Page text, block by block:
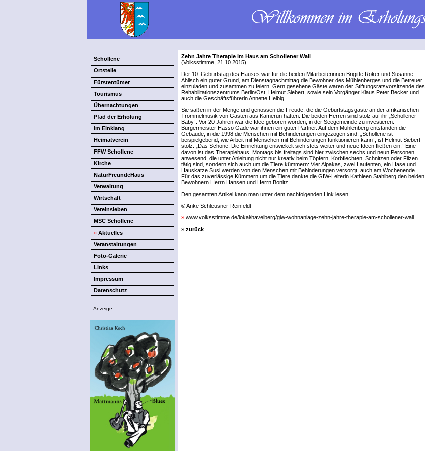
Schollene
Ortsteile
Fürstentümer
Tourismus
Übernachtungen
Pfad der Erholung
Im Einklang
Heimatverein
FFW Schollene
Kirche
NaturFreundeHaus
Verwaltung
Wirtschaft
Vereinsleben
MSC Schollene
» Aktuelles
Veranstaltungen
Foto-Galerie
Links
Impressum
Datenschutz
Anzeige
Zehn Jahre Therapie im Haus am Schollener Wall
(Volksstimme, 21.10.2015)
Der 10. Geburtstag des Hauses war für die beiden Mitarbeiterinnen Brigitte Röker und Susanne
Ahlisch ein guter Grund, am Dienstagnachmittag die Bewohner des Mühlenberges und die Betreuer
einzuladen und zusammen zu feiern. Gern gesehene Gäste waren der Stiftungsratsvorsitzende des
Rehabilitationszentrums Berlin/Ost, Helmut Siebert, sowie sein Vorgänger Klaus Peter Becker und
auch die Geschäftsführerin Annette Helbig.
Sie saßen in der Menge und genossen die Freude, die die Geburtstagsgäste an der afrikanischen
Trommelmusik von Gästen aus Kamerun hatten. Die beiden Herren sind stolz auf ihr „Schollener
Baby“. Vor 20 Jahren war die Idee geboren worden, in der Seegemeinde zu investieren.
Bürgermeister Hasso Gäde war ihnen ein guter Partner. Auf dem Mühlenberg entstanden die
Gebäude, in die 1998 die Menschen mit Behinderungen eingezogen sind. „Schollene ist
beispielgebend, wie Arbeit mit Menschen mit Behinderungen funktionieren kann“, ist Helmut Siebert
stolz. „Das Schöne: Die Einrichtung entwickelt sich stets weiter und neue Ideen fließen ein.“ Eine
davon ist das Therapiehaus. Montags bis freitags sind hier zwischen sechs und neun Personen
anwesend, die unter Anleitung nicht nur kreativ beim Töpfern, Korbflechten, Schnitzen oder Filzen
tätig sind, sondern sich auch um die Tiere kümmern: Vier Alpakas, zwei Laufenten, ein Hase und
Hauskatze Susi werden von den Menschen mit Behinderungen versorgt, auch am Wochenende.
Für das zuverlässige Kümmern um die Tiere dankte die GIW-Leiterin Kathleen Stahlberg den beiden
Bewohnern Herrn Hansen und Herrn Bonitz.
Den gesamten Artikel kann man unter dem nachfolgenden Link lesen.
© Anke Schleusner-Reinfeldt
» www.volksstimme.de/lokal/havelberg/giw-wohnanlage-zehn-jahre-therapie-am-schollener-wall
» zurück